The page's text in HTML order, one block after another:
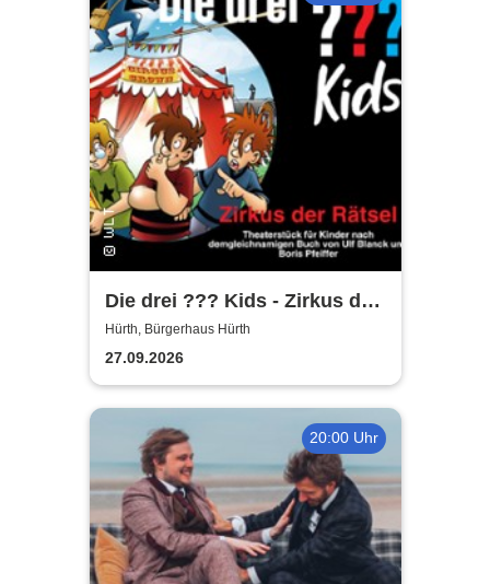
Die drei ??? Kids - Zirkus der
Rätsel | Bürgerhaus Hürth
Hürth, Bürgerhaus Hürth
27.09.2026
20:00 Uhr